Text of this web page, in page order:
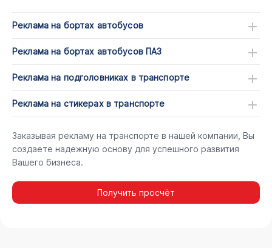
Реклама на бортах автобусов
Реклама на бортах автобусов ПАЗ
Реклама на подголовниках в транспорте
Реклама на стикерах в транспорте
Заказывая рекламу на транспорте в нашей компании, Вы
создаете надежную основу для успешного развития
Вашего бизнеса.
Получить просчёт